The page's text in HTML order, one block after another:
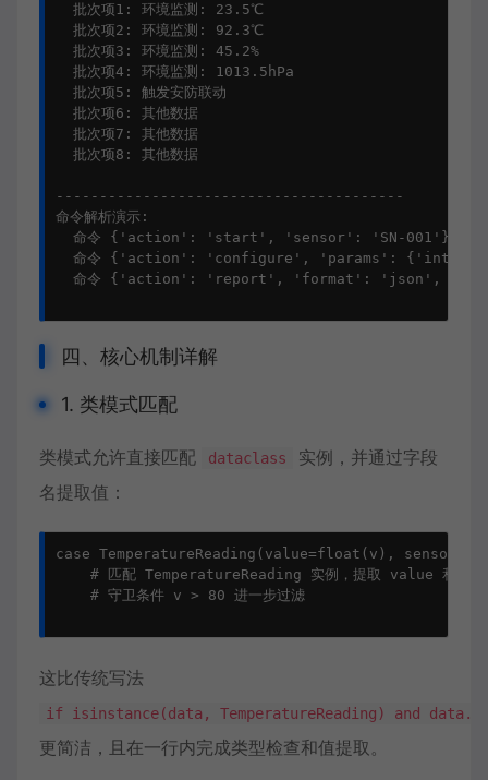
  批次项1: 环境监测: 23.5℃
  批次项2: 环境监测: 92.3℃
  批次项3: 环境监测: 45.2%
  批次项4: 环境监测: 1013.5hPa
  批次项5: 触发安防联动
  批次项6: 其他数据
  批次项7: 其他数据
  批次项8: 其他数据
----------------------------------------
命令解析演示:
命令 {'action': 'start', 'sensor': 'SN-001'} ->
命令 {'action': 'configure', 'params':
命令 {'action': 'report', 'format': 'json',
四、核心机制详解
1. 类模式匹配
类模式允许直接匹配 dataclass
实例，并通过字段
名提取值：
case TemperatureReading(value=float(v),
# 匹配 TemperatureReading 实例，提取 value 和
    # 守卫条件 v > 80 进一步过滤
这比传统写法
if isinstance(data, TemperatureReading) and
更简洁，且在一行内完成类型检查和值提取。